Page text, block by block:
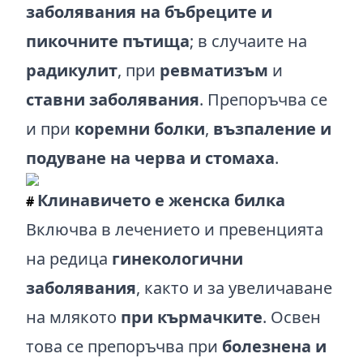
заболявания на бъбреците и
пикочните пътища; в случаите на
радикулит, при ревматизъм и
ставни заболявания. Препоръчва се
и при коремни болки, възпаление и
подуване на черва и стомаха.
# Клинавичето е женска билка
Включва в лечението и превенцията
на редица гинекологични
заболявания, както и за увеличаване
на млякото при кърмачките. Освен
това се препоръчва при болезнена и